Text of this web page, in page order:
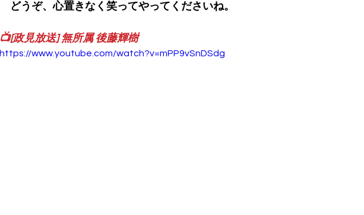
どうぞ、心置きなく笑ってやってくださいね。
📺[政見放送] 無所属 後藤輝樹
https://www.youtube.com/watch?v=mPP9vSnDSdg